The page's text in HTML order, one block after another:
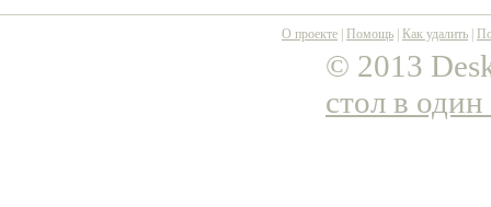
О проекте Помощь Как удалить
© 2013
стол в